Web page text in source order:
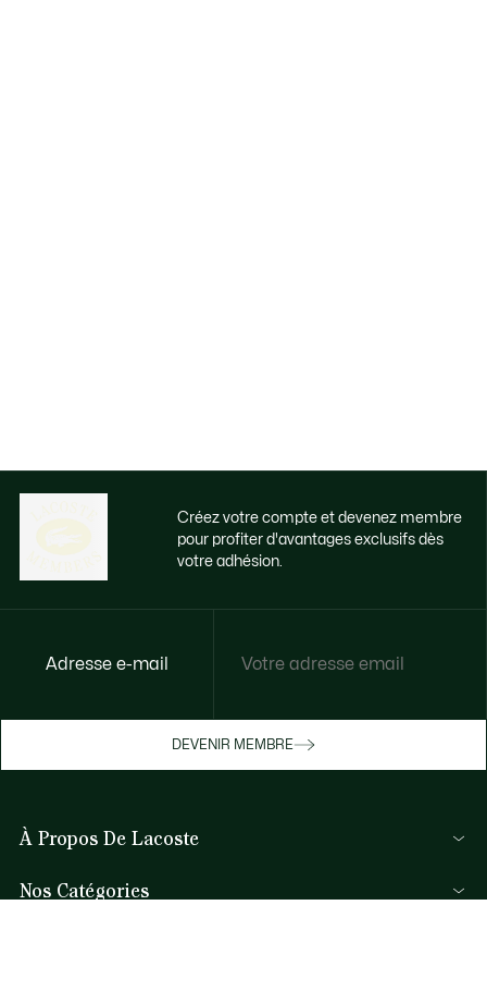
Créez votre compte et devenez membre
pour profiter d'avantages exclusifs dès
votre adhésion.
Adresse e-mail
DEVENIR MEMBRE
À Propos De Lacoste
Nos Catégories
Accédez à des avantages exclusifs dès
Devenez membre ou connectez-vous pour
bénéficier de cadeaux membres au fil de